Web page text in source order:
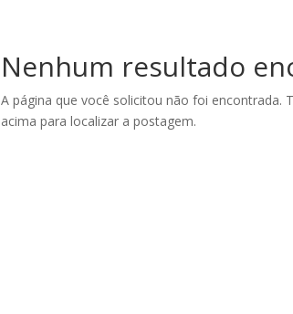
Nenhum resultado
A página que você solicitou não foi encontrada.
acima para localizar a postagem.